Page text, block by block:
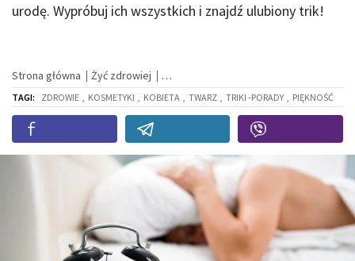
urodę. Wypróbuj ich wszystkich i znajdź ulubiony trik!
Strona główna Żyć zdrowiej
TAGI: ZDROWIE , KOSMETYKI , KOBIETA , TWARZ , TRIKI -PORADY , PIĘKNOŚĆ